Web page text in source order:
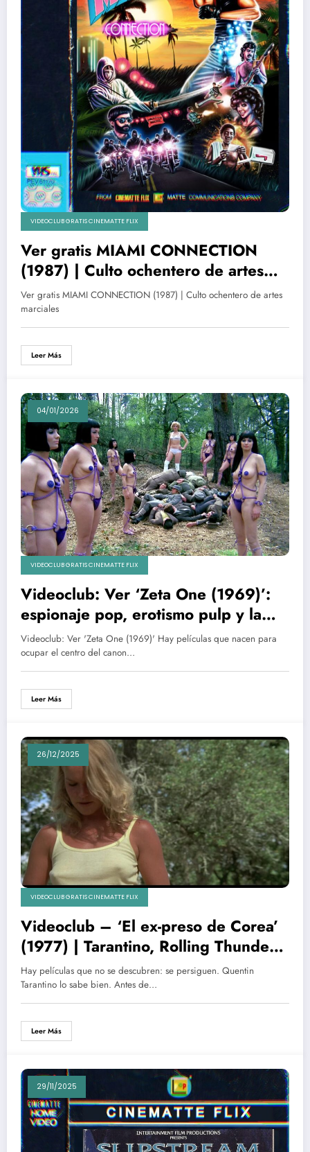
VIDEOCLUB GRATIS CINEMATTE FLIX
Ver gratis MIAMI CONNECTION
(1987) | Culto ochentero de artes
marciales
Ver gratis MIAMI CONNECTION (1987) | Culto ochentero de artes
marciales
Leer Más
04/01/2026
VIDEOCLUB GRATIS CINEMATTE FLIX
Videoclub: Ver ‘Zeta One (1969)’:
espionaje pop, erotismo pulp y la
ciencia ficción que se coló por la
puerta de atrás
Videoclub: Ver 'Zeta One (1969)' Hay películas que nacen para
ocupar el centro del canon…
Leer Más
26/12/2025
VIDEOCLUB GRATIS CINEMATTE FLIX
Videoclub – ‘El ex-preso de Corea’
(1977) | Tarantino, Rolling Thunder y
la furia primigenia: la película
perdida que le enseñó a mirar cine y
que por fin puede verse en
CinematteFlix
Hay películas que no se descubren: se persiguen. Quentin
Tarantino lo sabe bien. Antes de…
Leer Más
29/11/2025